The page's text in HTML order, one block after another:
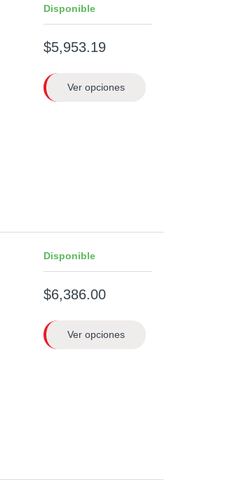
Disponible
$5,953.19
Ver opciones
Disponible
$6,386.00
Ver opciones